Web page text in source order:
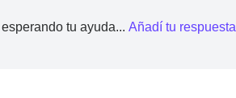
tu ayuda... Añadí tu respuesta